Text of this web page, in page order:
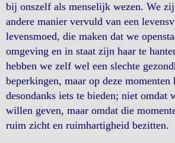
bij onszelf als menselijk wezen. We
andere manier vervuld van een
levensmoed, die maken dat we
omgeving en in staat zijn haar te
hebben we zelf wel een slechte
beperkingen, maar op deze momenten
desondanks iets te bieden; niet omdat
willen geven, maar omdat die
ruim zicht en ruimhartigheid bezitten.